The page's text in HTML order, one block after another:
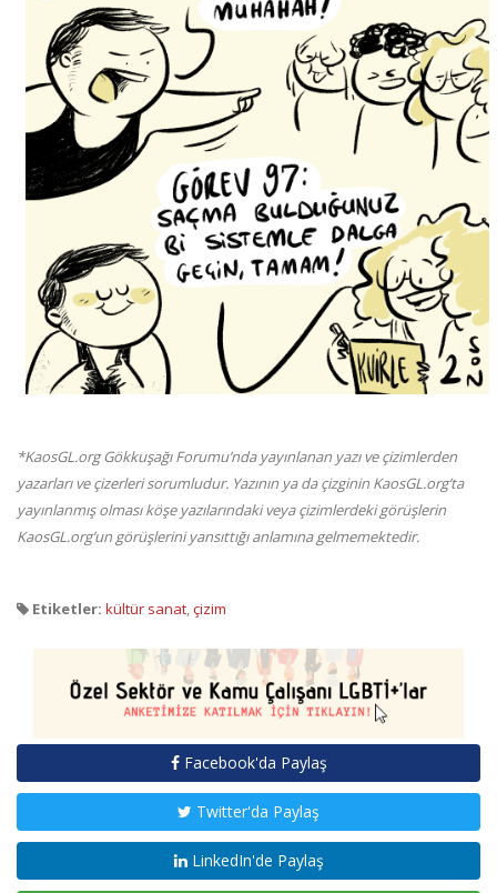
*KaosGL.org Gökkuşağı Forumu’nda yayınlanan yazı ve çizimlerden
yazarları ve çizerleri sorumludur. Yazının ya da çizginin KaosGL.org’ta
yayınlanmış olması köşe yazılarındaki veya çizimlerdeki görüşlerin
KaosGL.org’un görüşlerini yansıttığı anlamına gelmemektedir.
Etiketler: kültür sanat,çizim
Facebook'da Paylaş
Twitter'da Paylaş
LinkedIn'de Paylaş